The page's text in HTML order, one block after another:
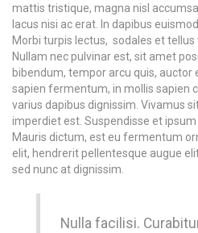
mattis tristique, magna nisl
lacus nisi ac erat. In dapibus
Morbi turpis lectus, sodales et tellus
Nullam nec pulvinar est, sit amet
bibendum, tempor arcu quis, auctor
sapien fermentum, in mollis sapien
varius dapibus dignissim. Vivamus
imperdiet est. Suspendisse et
Mauris dictum, est eu fermentum
elit, hendrerit pellentesque augue
sed nunc at dignissim.
Nulla facilisi.